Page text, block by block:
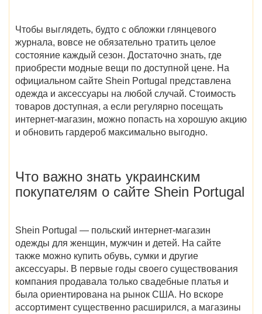
Чтобы выглядеть, будто с обложки глянцевого
журнала, вовсе не обязательно тратить целое
состояние каждый сезон. Достаточно знать, где
приобрести модные вещи по доступной цене. На
официальном сайте Shein Portugal представлена
одежда и аксессуары на любой случай. Стоимость
товаров доступная, а если регулярно посещать
интернет-магазин, можно попасть на хорошую акцию
и обновить гардероб максимально выгодно.
Что важно знать украинским
покупателям о сайте Shein Portugal
Shein Portugal — польский интернет-магазин
одежды для женщин, мужчин и детей. На сайте
также можно купить обувь, сумки и другие
аксессуары. В первые годы своего существования
компания продавала только свадебные платья и
была ориентирована на рынок США. Но вскоре
ассортимент существенно расширился, а магазины